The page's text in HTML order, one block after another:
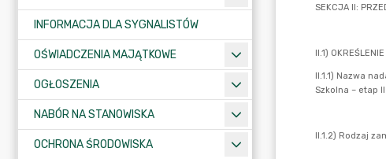
INFORMACJA DLA SYGNALISTÓW
OŚWIADCZENIA MAJĄTKOWE
OGŁOSZENIA
NABÓR NA STANOWISKA
OCHRONA ŚRODOWISKA